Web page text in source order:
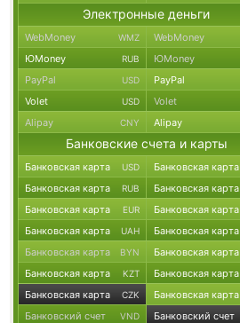
Электронные деньги
WebMoney WMZ WebMoney
ЮMoney RUB ЮMoney
PayPal USD PayPal
Volet USD Volet
Alipay CNY Alipay
Банковские счета и карты
Банковская карта USD Банковская карта
Банковская карта RUB Банковская карта
Банковская карта EUR Банковская карта
Банковская карта UAH Банковская карта
Банковская карта BYN Банковская карта
Банковская карта KZT Банковская карта
Банковская карта CZK Банковская карта
Банковский счет VND Банковский счет